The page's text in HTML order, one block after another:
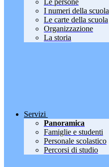
Le persone
I numeri della scuola
Le carte della scuola
Organizzazione
La storia
Servizi
Panoramica
Famiglie e studenti
Personale scolastico
Percorsi di studio